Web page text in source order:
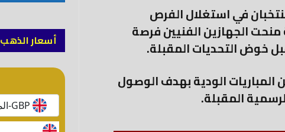
في استغلال الفرص
منحت الجهازين الفنيين فرصة
خوض التحديات المقبلة.
الودية بهدف الوصول
المقبلة.
أسعار الذهب